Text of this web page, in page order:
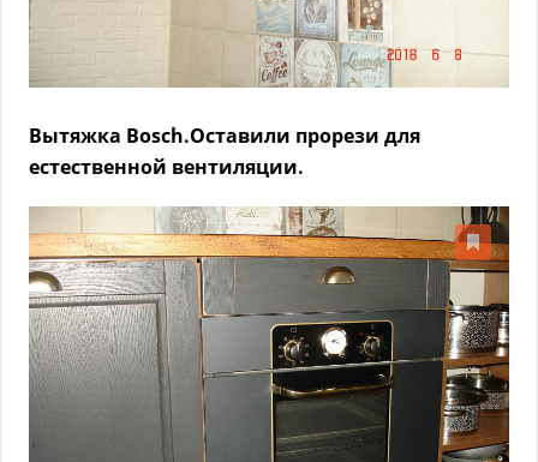
Вытяжка Bosch.Оставили прорези для
естественной вентиляции.